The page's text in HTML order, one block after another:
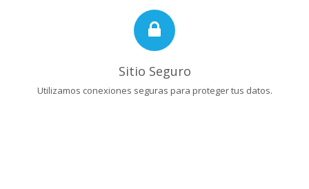
Sitio Seguro
Utilizamos conexiones seguras para proteger tus datos.